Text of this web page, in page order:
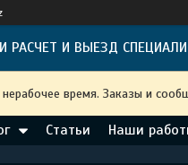
РАСЧЕТ И ВЫЕЗД
время. Заказы и
Статьи Наши